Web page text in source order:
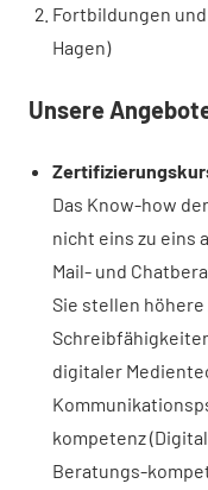
Fortbildungen
Hagen)
Unsere
Das Know-how
nicht eins zu eins
Mail- und
Sie stellen
digitaler
kompetenz
Beratungs-